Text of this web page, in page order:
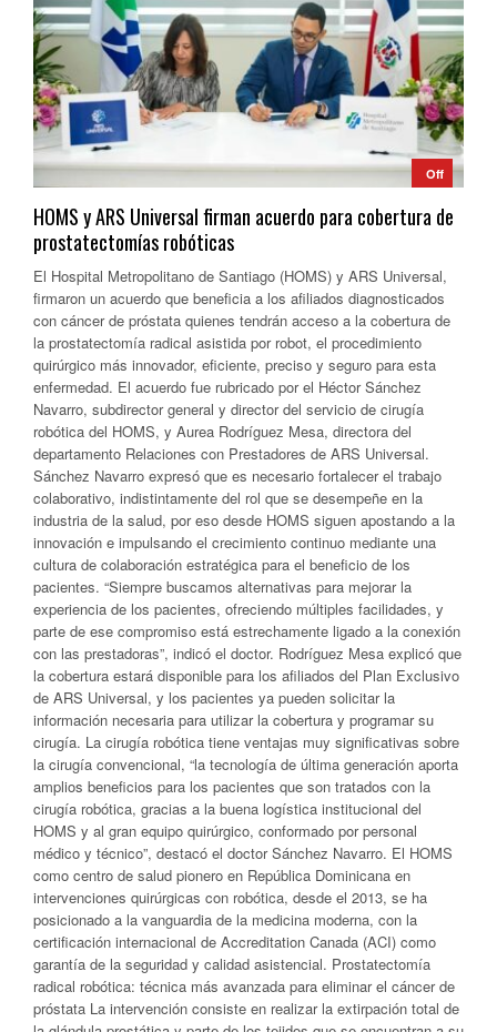
Off
HOMS y ARS Universal firman acuerdo para cobertura de
prostatectomías robóticas
El Hospital Metropolitano de Santiago (HOMS) y ARS Universal,
firmaron un acuerdo que beneficia a los afiliados diagnosticados
con cáncer de próstata quienes tendrán acceso a la cobertura de
la prostatectomía radical asistida por robot, el procedimiento
quirúrgico más innovador, eficiente, preciso y seguro para esta
enfermedad. El acuerdo fue rubricado por el Héctor Sánchez
Navarro, subdirector general y director del servicio de cirugía
robótica del HOMS, y Aurea Rodríguez Mesa, directora del
departamento Relaciones con Prestadores de ARS Universal.
Sánchez Navarro expresó que es necesario fortalecer el trabajo
colaborativo, indistintamente del rol que se desempeñe en la
industria de la salud, por eso desde HOMS siguen apostando a la
innovación e impulsando el crecimiento continuo mediante una
cultura de colaboración estratégica para el beneficio de los
pacientes. “Siempre buscamos alternativas para mejorar la
experiencia de los pacientes, ofreciendo múltiples facilidades, y
parte de ese compromiso está estrechamente ligado a la conexión
con las prestadoras”, indicó el doctor. Rodríguez Mesa explicó que
la cobertura estará disponible para los afiliados del Plan Exclusivo
de ARS Universal, y los pacientes ya pueden solicitar la
información necesaria para utilizar la cobertura y programar su
cirugía. La cirugía robótica tiene ventajas muy significativas sobre
la cirugía convencional, “la tecnología de última generación aporta
amplios beneficios para los pacientes que son tratados con la
cirugía robótica, gracias a la buena logística institucional del
HOMS y al gran equipo quirúrgico, conformado por personal
médico y técnico”, destacó el doctor Sánchez Navarro. El HOMS
como centro de salud pionero en República Dominicana en
intervenciones quirúrgicas con robótica, desde el 2013, se ha
posicionado a la vanguardia de la medicina moderna, con la
certificación internacional de Accreditation Canada (ACI) como
garantía de la seguridad y calidad asistencial. Prostatectomía
radical robótica: técnica más avanzada para eliminar el cáncer de
próstata La intervención consiste en realizar la extirpación total de